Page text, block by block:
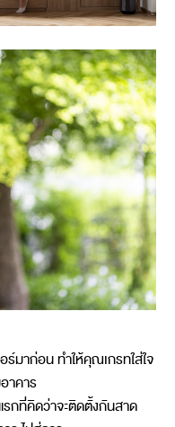
มาก่อน ทำให้คุณเกรทใส่ใจ
าคาร
รกที่คิดว่าจะติดตั้งกันสาด